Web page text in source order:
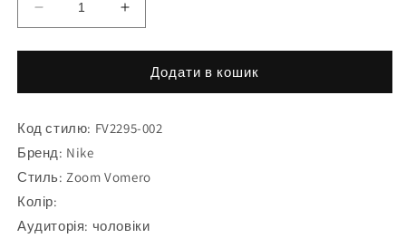
Зменшити
кількість
для
Nike
Vomero
Roam
002
Збільшити
кількість
для
Кросівки
Nike
Vomero
002
Додати в кошик
Код стилю: FV2295-002
Бренд: Nike
Стиль: Zoom Vomero
Колір:
Аудиторія: чоловіки